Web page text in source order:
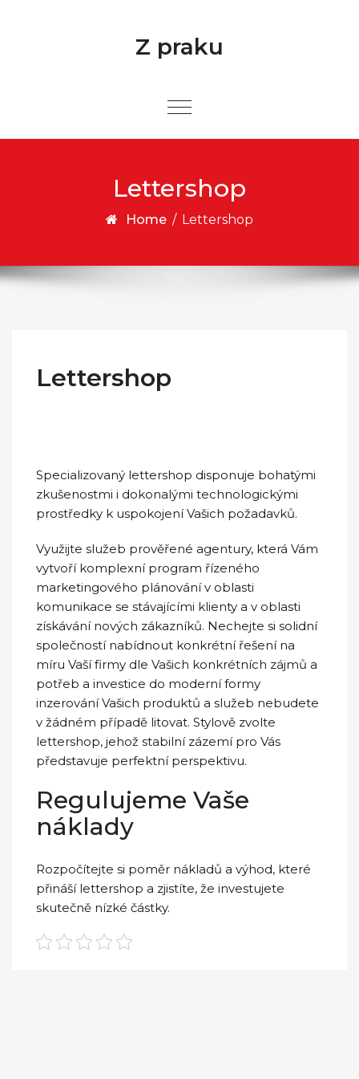
Z praku
Lettershop
Home / Lettershop
Lettershop
Specializovaný lettershop disponuje bohatými
zkušenostmi i dokonalými technologickými
prostředky k uspokojení Vašich požadavků.
Využijte služeb prověřené agentury, která Vám
vytvoří komplexní program řízeného
marketingového plánování v oblasti
komunikace se stávajícími klienty a v oblasti
získávání nových zákazníků. Nechejte si solidní
společností nabídnout konkrétní řešení na
míru Vaší firmy dle Vašich konkrétních zájmů a
potřeb a investice do moderní formy
inzerování Vašich produktů a služeb nebudete
v žádném případě litovat. Stylově zvolte
lettershop, jehož stabilní zázemí pro Vás
představuje perfektní perspektivu.
Regulujeme Vaše
náklady
Rozpočítejte si poměr nákladů a výhod, které
přináší lettershop a zjistíte, že investujete
skutečně nízké částky.